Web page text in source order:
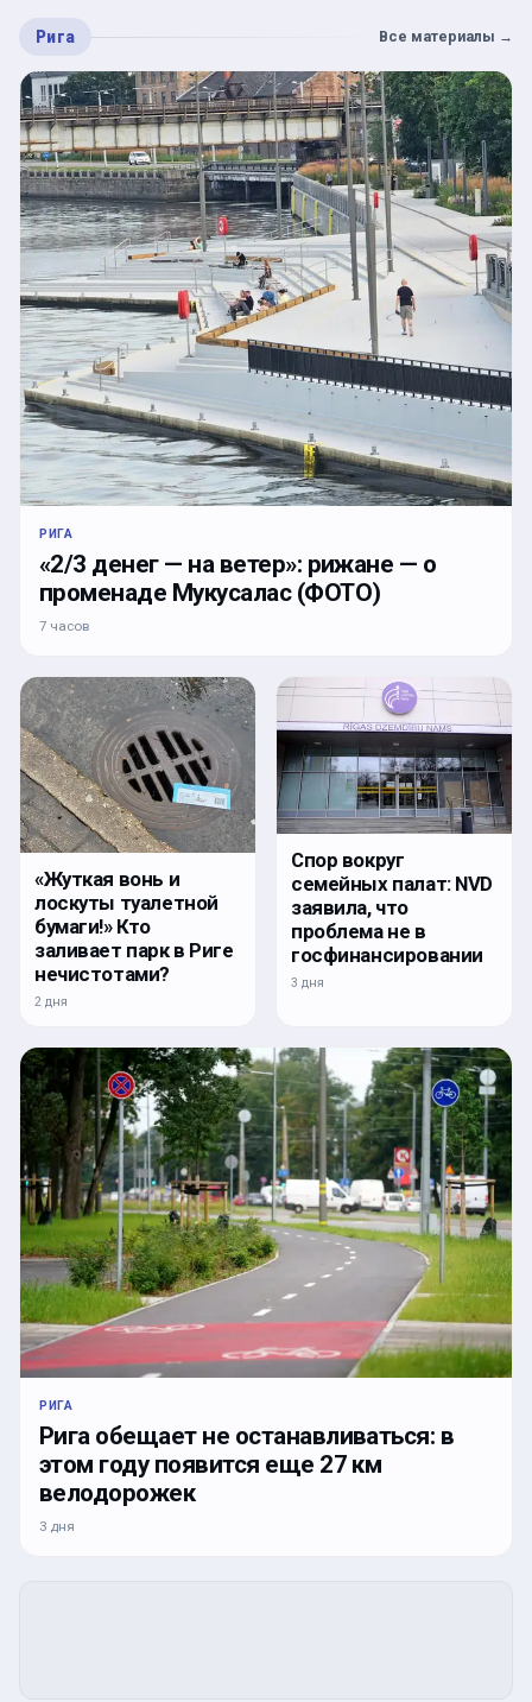
Рига Все материалы →
РИГА
«2/3 денег — на ветер»: рижане — о
променаде Мукусалас (ФОТО)
7 часов
«Жуткая вонь и
лоскуты туалетной
бумаги!» Кто
заливает парк в Риге
нечистотами?
2 дня
Спор вокруг
семейных палат: NVD
заявила, что
проблема не в
госфинансировании
3 дня
РИГА
Рига обещает не останавливаться: в
этом году появится еще 27 км
велодорожек
3 дня